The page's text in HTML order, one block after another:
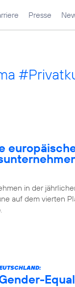
Presse
in der
auf dem vierten